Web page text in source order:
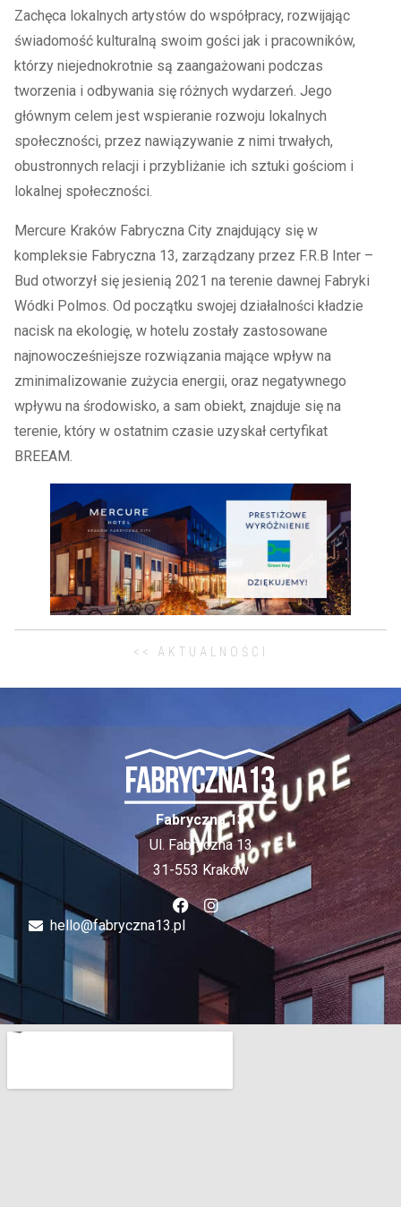
Zachęca lokalnych artystów do współpracy, rozwijając
świadomość kulturalną swoim gości jak i pracowników,
którzy niejednokrotnie są zaangażowani podczas
tworzenia i odbywania się różnych wydarzeń. Jego
głównym celem jest wspieranie rozwoju lokalnych
społeczności, przez nawiązywanie z nimi trwałych,
obustronnych relacji i przybliżanie ich sztuki gościom i
lokalnej społeczności.
Mercure Kraków Fabryczna City znajdujący się w
kompleksie Fabryczna 13, zarządzany przez F.R.B Inter –
Bud otworzył się jesienią 2021 na terenie dawnej Fabryki
Wódki Polmos. Od początku swojej działalności kładzie
nacisk na ekologię, w hotelu zostały zastosowane
najnowocześniejsze rozwiązania mające wpływ na
zminimalizowanie zużycia energii, oraz negatywnego
wpływu na środowisko, a sam obiekt, znajduje się na
terenie, który w ostatnim czasie uzyskał certyfikat
BREEAM.
<< AKTUALNOŚCI
Fabryczna 13
Ul. Fabryczna 13
31-553 Kraków
hello@fabryczna13.pl